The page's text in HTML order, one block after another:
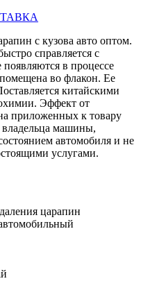
с кузова авто оптом.
справляется с
в процессе
во флакон. Ее
китайскими
Эффект от
приложенных к товару
машины,
автомобиля и не
услугами.
царапин